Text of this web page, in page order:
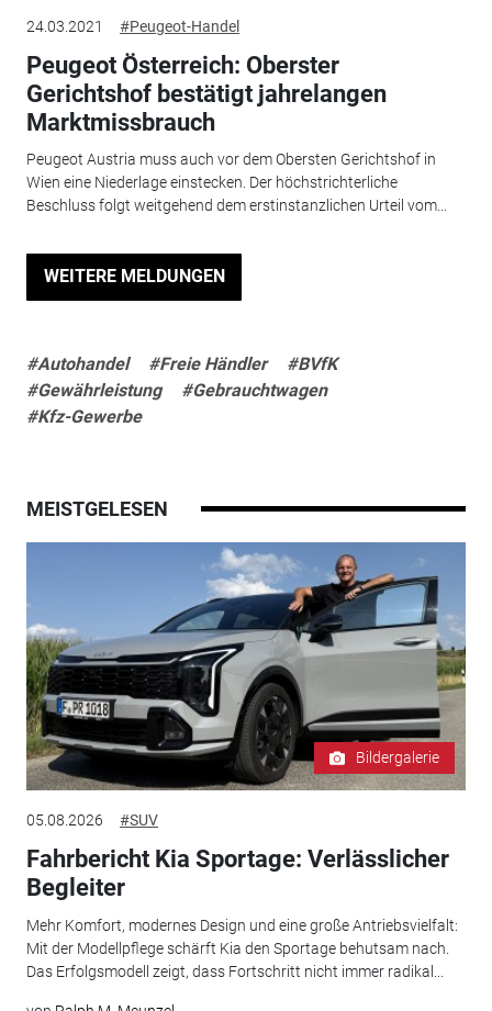
24.03.2021 #Peugeot-Handel
Peugeot Österreich: Oberster
Gerichtshof bestätigt jahrelangen
Marktmissbrauch
Peugeot Austria muss auch vor dem Obersten Gerichtshof in
Wien eine Niederlage einstecken. Der höchstrichterliche
Beschluss folgt weitgehend dem erstinstanzlichen Urteil vom...
WEITERE MELDUNGEN
#Autohandel #Freie Händler
#BVfK
#Gewährleistung
#Gebrauchtwagen
#Kfz-Gewerbe
MEISTGELESEN
Bildergalerie
05.08.2026 #SUV
Fahrbericht Kia Sportage: Verlässlicher
Begleiter
Mehr Komfort, modernes Design und eine große Antriebsvielfalt:
Mit der Modellpflege schärft Kia den Sportage behutsam nach.
Das Erfolgsmodell zeigt, dass Fortschritt nicht immer radikal...